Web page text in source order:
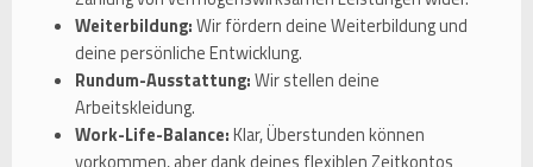
Weiterbildung:Wir fördern deine Weiterbildung und
deine persönliche Entwicklung.
Rundum-Ausstattung:Wir stellen deine
Arbeitskleidung.
Work-Life-Balance:Klar, Überstunden können